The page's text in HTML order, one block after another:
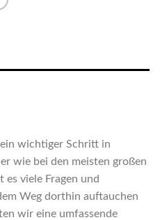
wichtiger Schritt in
wie bei den meisten großen
es viele Fragen und
Weg dorthin auftauchen
wir eine umfassende